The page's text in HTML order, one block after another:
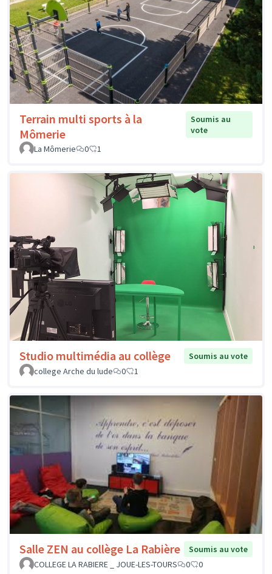
Terrain multi sports à la
Mômerie
Soumis au
vote
La Mômerie
0 1
Studio multimédia au collège
Soumis au vote
college Arche du lude
0 1
Salle ZEN au collège La Rabière
Soumis au vote
COLLEGE LA RABIERE _ JOUE-LES-TOURS
0 0